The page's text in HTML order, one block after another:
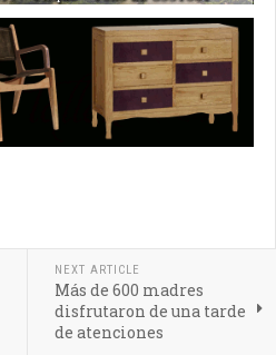
NEXT ARTICLE
Más de 600 madres
disfrutaron de una tarde
de atenciones